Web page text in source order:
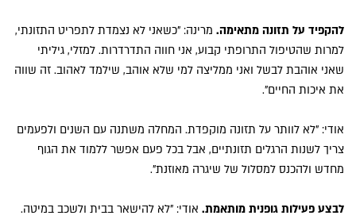
להקפיד על תזונה מתאימה. מרינה: "כשאני לא נצמדת לתפריט התזונתי,
למרות שהטיפול התרופתי קבוע, אני חווה התדרדרות. למזלי, גיליתי
שאני אוהבת לבשל ואני ממליצה למי שלא אוהב, שילמד לאהוב. זה שווה
את איכות החיים".
אודי: "לא לוותר על תזונה מוקפדת. המחלה משתנה עם השנים ולפעמים
צריך לשנות הרגלים תזונתיים, אבל בכל פעם אפשר ללמוד את הגוף
מחדש ולהכנס למסלול של שיגרה מאוזנת".
לבצע פעילות גופנית מותאמת. אודי: "לא להישאר בבית ולשכב במיטה.